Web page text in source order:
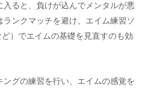
ると、負けが込んでメンタルが悪
ンクマッチを避け、エイム練習ソ
）でエイムの基礎を見直すのも効
グの練習を行い、エイムの感覚を